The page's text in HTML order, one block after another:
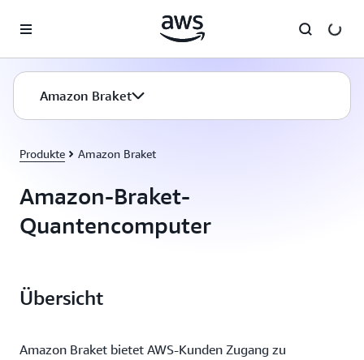
Überspringen zum Hauptinhalt
Amazon Braket
Produkte Amazon Braket
Amazon-Braket-
Quantencomputer
Übersicht
Amazon Braket bietet AWS-Kunden Zugang zu